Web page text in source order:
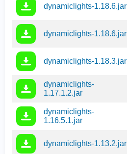
dynamiclights-1.18.6.jar
dynamiclights-1.18.6.jar
dynamiclights-1.18.3.jar
dynamiclights-
1.17.1.2.jar
dynamiclights-
1.16.5.1.jar
dynamiclights-1.13.2.jar